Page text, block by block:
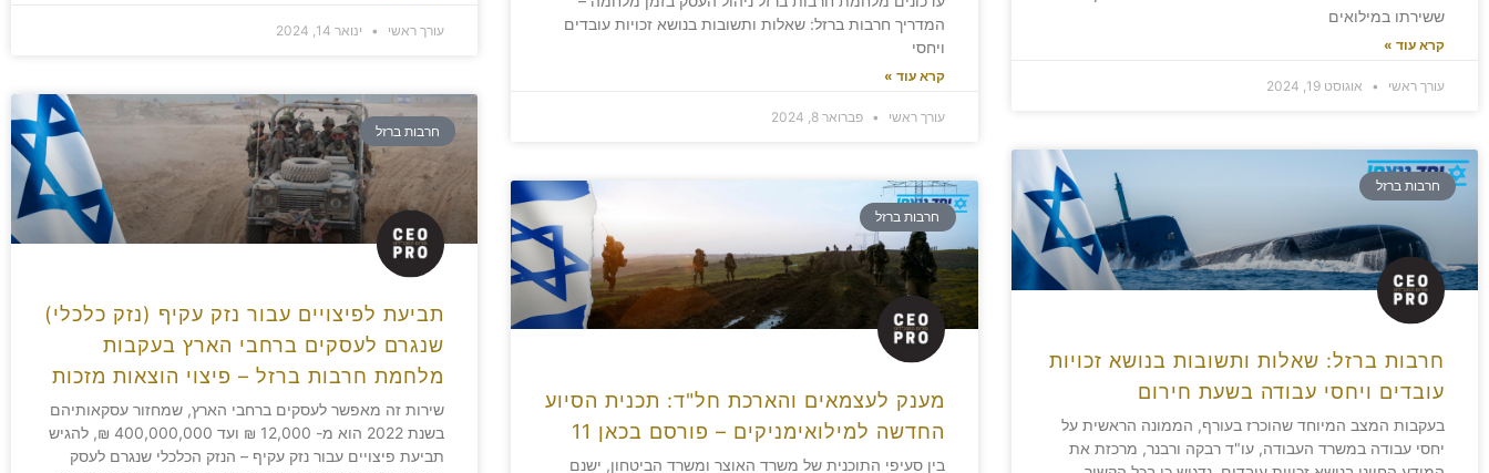
ששירתו במילואים
קרא עוד »
עורך ראשי אוגוסט 19, 2024
המדריך חרבות ברזל: שאלות ותשובות בנושא זכויות עובדים
ויחסי
קרא עוד »
עורך ראשי פברואר 8, 2024
עורך ראשי ינואר 14, 2024
חרבות ברזל
חרבות ברזל: שאלות ותשובות בנושא זכויות
עובדים ויחסי עבודה בשעת חירום
בעקבות המצב המיוחד שהוכרז בעורף, הממונה הראשית על
יחסי עבודה במשרד העבודה, עו"ד רבקה ורבנר, מרכזת את
חרבות ברזל
מענק לעצמאים והארכת חל"ד: תכנית הסיוע
החדשה למילואימניקים – פורסם בכאן 11
בין סעיפי התוכנית של משרד האוצר ומשרד הביטחון, ישנם
חרבות ברזל
תביעת לפיצויים עבור נזק עקיף (נזק כלכלי)
שנגרם לעסקים ברחבי הארץ בעקבות
מלחמת חרבות ברזל – פיצוי הוצאות מזכות
שירות זה מאפשר לעסקים ברחבי הארץ, שמחזור עסקאותיהם
בשנת 2022 הוא מ- 12,000 ₪ ועד 400,000,000 ₪, להגיש
תביעת פיצויים עבור נזק עקיף – הנזק הכלכלי שנגרם לעסק